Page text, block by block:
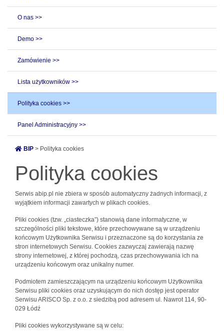
O nas >>
Demo >>
Zamówienie >>
Lista użytkowników >>
Polityka cookies >>
Panel Administracyjny >>
BIP > Polityka cookies
Polityka cookies
Serwis abip.pl nie zbiera w sposób automatyczny żadnych informacji, z
wyjątkiem informacji zawartych w plikach cookies.
Pliki cookies (tzw. „ciasteczka”) stanowią dane informatyczne, w
szczególności pliki tekstowe, które przechowywane są w urządzeniu
końcowym Użytkownika Serwisu i przeznaczone są do korzystania ze
stron internetowych Serwisu. Cookies zazwyczaj zawierają nazwę
strony internetowej, z której pochodzą, czas przechowywania ich na
urządzeniu końcowym oraz unikalny numer.
Podmiotem zamieszczającym na urządzeniu końcowym Użytkownika
Serwisu pliki cookies oraz uzyskującym do nich dostęp jest operator
Serwisu ARISCO Sp. z o.o. z siedzibą pod adresem ul. Nawrot 114, 90-
029 Łódź
Pliki cookies wykorzystywane są w celu: